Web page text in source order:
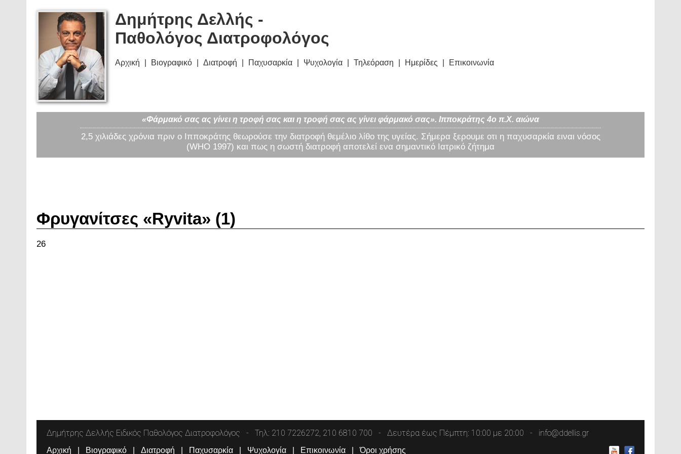
Δημήτρης Δελλής -
Παθολόγος Διατροφολόγος
Αρχική Βιογραφικό Διατροφή Παχυσαρκία Ψυχολογία Τηλεόραση Ημερίδες Επικοινωνία
«Φάρμακό σας ας γίνει η τροφή σας και η τροφή σας ας γίνει φάρμακό σας». Ιπποκράτης 4ο π.Χ. αιώνα
2,5 χιλιάδες χρόνια πριν ο Ιπποκράτης θεωρούσε την διατροφή θεμέλιο λίθο της υγείας. Σήμερα ξερουμε οτι η παχυσαρκία ειναι νόσος
(WHO 1997) και πως η σωστή διατροφή αποτελεί ενα σημαντικό Ιατρικό ζήτημα
Φρυγανίτσες «Ryvita» (1)
26
Δημήτρης Δελλής Ειδικός Παθολόγος Διατροφολόγος Τηλ: 210 7226272, 210 6810 700 Δευτέρα έως Πέμπτη: 10:00 με 20:00 info@ddellis.gr
Αρχική Βιογραφικό Διατροφή Παχυσαρκία Ψυχολογία Επικοινωνία Όροι χρήσης